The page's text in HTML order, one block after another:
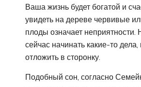
Ваша жизнь будет богатой и
увидеть на дереве червивые
плоды означает неприятности.
сейчас начинать какие-то
отложить в сторонку.
Подобный сон, согласно